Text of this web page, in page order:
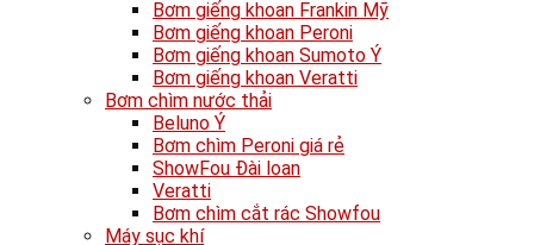
Bơm giếng khoan Frankin Mỹ
Bơm giếng khoan Peroni
Bơm giếng khoan Sumoto Ý
Bơm giếng khoan Veratti
Bơm chìm nước thải
Beluno Ý
Bơm chìm Peroni giá rẻ
ShowFou Đài loan
Veratti
Bơm chìm cắt rác Showfou
Máy sục khí